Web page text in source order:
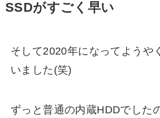
SSDがすごく早い
そして2020年になってようや
いました(笑)
ずっと普通の内蔵HDDでした